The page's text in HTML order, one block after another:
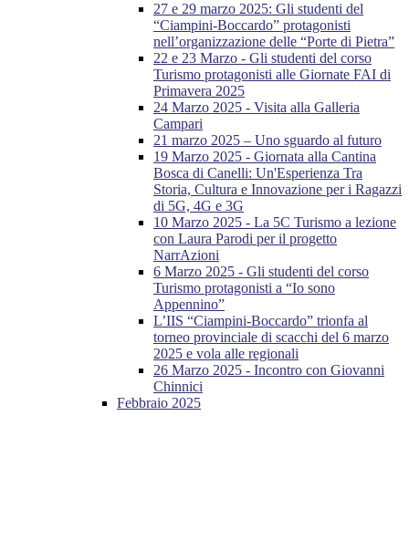
27 e 29 marzo 2025: Gli studenti del
“Ciampini-Boccardo” protagonisti
nell’organizzazione delle “Porte di Pietra”
22 e 23 Marzo - Gli studenti del corso
Turismo protagonisti alle Giornate FAI di
Primavera 2025
24 Marzo 2025 - Visita alla Galleria
Campari
21 marzo 2025 – Uno sguardo al futuro
19 Marzo 2025 - Giornata alla Cantina
Bosca di Canelli: Un'Esperienza Tra
Storia, Cultura e Innovazione per i Ragazzi
di 5G, 4G e 3G
10 Marzo 2025 - La 5C Turismo a lezione
con Laura Parodi per il progetto
NarrAzioni
6 Marzo 2025 - Gli studenti del corso
Turismo protagonisti a “Io sono
Appennino”
L’IIS “Ciampini-Boccardo” trionfa al
torneo provinciale di scacchi del 6 marzo
2025 e vola alle regionali
26 Marzo 2025 - Incontro con Giovanni
Chinnici
Febbraio 2025